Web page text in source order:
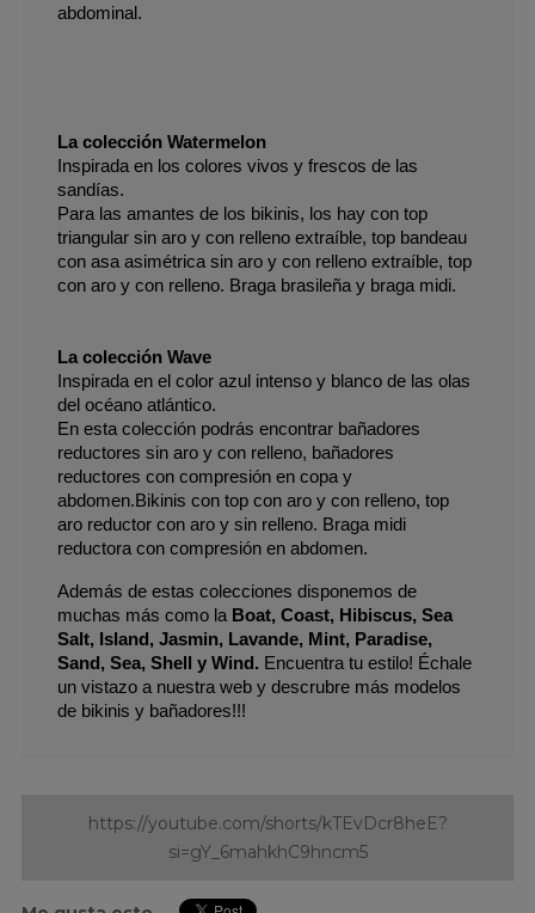
abdominal.
La colección Watermelon
Inspirada en los colores vivos y frescos de las
sandías.
Para las amantes de los bikinis, los hay con top
triangular sin aro y con relleno extraíble, top bandeau
con asa asimétrica sin aro y con relleno extraíble, top
con aro y con relleno. Braga brasileña y braga midi.
La colección Wave
Inspirada en el color azul intenso y blanco de las olas
del océano atlántico.
En esta colección podrás encontrar bañadores
reductores sin aro y con relleno, bañadores
reductores con compresión en copa y
abdomen.Bikinis con top con aro y con relleno, top
aro reductor con aro y sin relleno. Braga midi
reductora con compresión en abdomen.
Además de estas colecciones disponemos de
muchas más como la Boat, Coast, Hibiscus, Sea
Salt, Island, Jasmin, Lavande, Mint, Paradise,
Sand, Sea, Shell y Wind. Encuentra tu estilo! Échale
un vistazo a nuestra web y descrubre más modelos
de bikinis y bañadores!!!
https://youtube.com/shorts/kTEvDcr8heE?
si=gY_6mahkhC9hncm5